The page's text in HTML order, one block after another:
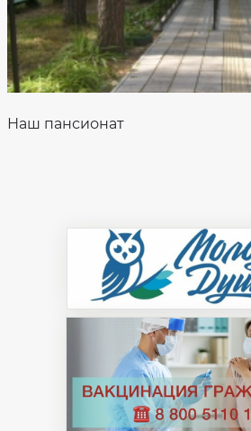
Наш пансионат